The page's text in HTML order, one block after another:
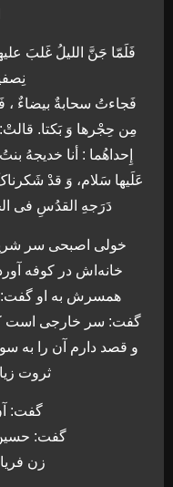
فَلَمّا جَنَّ اللیلُ غَلبَ
فَجاءتُ سحابةٌ بیضاءٌ ،
مِن حِجْرها وَ بَکتا.
إِحداهُما : أنا خدیجهُ
عَلَیها سَلام، وَ قدْ
دَرَجهِ القدُسِ فی
خولی اصبحی سر
خانه‌اش در کوفه
همسرش به او
گفت: سر خارجی است که
و قصد دارم آن را به
ثروت
گفت:
گفت: حسين
زن